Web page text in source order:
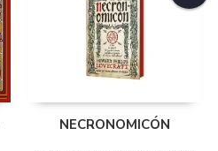
NECRONOMICÓN